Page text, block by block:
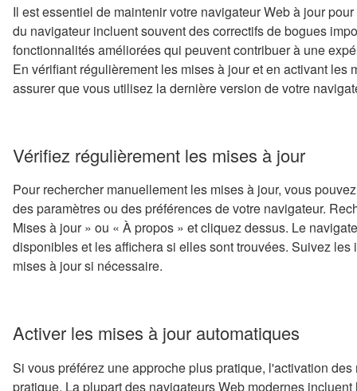
Il est essentiel de maintenir votre navigateur Web à jour
du navigateur incluent souvent des correctifs de bogues
fonctionnalités améliorées qui peuvent contribuer à une
En vérifiant régulièrement les mises à jour et en activant
assurer que vous utilisez la dernière version de votre
Vérifiez régulièrement les mises à jour
Pour rechercher manuellement les mises à jour, vous
des paramètres ou des préférences de votre navigateur.
Mises à jour » ou « À propos » et cliquez dessus. Le
disponibles et les affichera si elles sont trouvées. Suivez
mises à jour si nécessaire.
Activer les mises à jour automatiques
Si vous préférez une approche plus pratique, l'activation
pratique. La plupart des navigateurs Web modernes